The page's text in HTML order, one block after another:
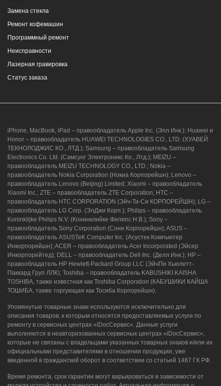
г. Новороссийск, ул. Героев Десантников,
г. Новороссийск, ул. Героев Десантников,
2/3
8 (964) 914-44-74(с 9:00 до 20:00)
Замена стекла
Ремонт кофемашин
Программный ремонт
Неисправности
Лазерная гравировка
Статус заказа
iPhone, MacBook, iPad – правообладатель Apple Inc. (Эпл Инк.); Huawei и
Honor – правообладатель HUAWEI TECHNOLOGIES CO., LTD. (ХУАВЕЙ
ТЕКНОЛОДЖИС КО., ЛТД.); Samsung – правообладатель Samsung
Electronics Co. Ltd. (Самсунг Электроникс Ко., Лтд.); MEIZU –
правообладатель MEIZU TECHNOLOGY CO., LTD.; Nokia –
правообладатель Nokia Corporation (Нокиа Корпорейшн); Lenovo –
правообладатель Lenovo (Beijing) Limited; Xiaomi – правообладатель
Xiaomi Inc.; ZTE – правообладатель ZTE Corporation; HTC –
правообладатель HTC CORPORATION (Эйч-Ти-Си КОРПОРЕЙШН); LG –
правообладатель LG Corp. (ЭлДжи Корп.); Philips – правообладатель
Koninklijke Philips N.V. (Конинклийке Филипс Н.В.); Sony –
правообладатель Sony Corporation (Сони Корпорейшн); ASUS –
правообладатель ASUSTeK Computer Inc. (Асустек Компьютер
Инкорпорейшн); ACER – правообладатель Acer Incorporated (Эйсер
Инкорпорейтед); DELL – правообладатель Dell Inc. (Делл Инк.); HP –
правообладатель HP Hewlett-Packard Group LLC (ЭйчПи Хьюлетт-
Паккард Груп ЛЛК); Toshiba – правообладатель KABUSHIKI KAISHA
TOSHIBA, также известная как Toshiba Corporation (КАБУШИКИ КАЙША
ТОШИБА, также торгующая как Тосиба Корпорейшн).
Упомянутые товарные знаки используются исключительно для
описания товаров, к которым относятся предоставляемые услуги по
ремонту в сервисных центрах «iDocСервис». Данные услуги
выполняются в неавторизованных сервисных центрах «iDocСервис»,
которые не связаны с владельцами указанных товарных знаков и/или их
официальными представителями в отношении продукции, уже
введенной в гражданский оборот в соответствии со статьей 1487 ГК РФ.
Время ремонта, срок гарантии могут варьироваться в зависимости от